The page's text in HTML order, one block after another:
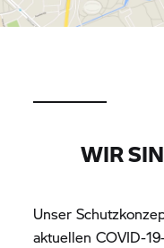
WIR
Unser
aktuellen COVID-